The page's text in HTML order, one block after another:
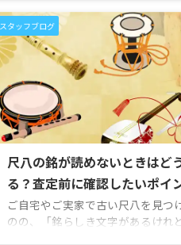
ることがあります。しかし、三味
しくない方にとっては、紅木・紫
梨の違いや、自分の三味線がどの
のかを判断するのは難しいのでは
しょうか。 三味線の査定では、棹
れている素材が重要なポイントに
す。中でも紅木は、三味線の高級材
て評価されやすく、状態や仕様によ
は高額査定につながる場合があり
特に、津軽三味線や義太夫三味線な
太棹三味線で、紅木・金細・綾杉胴
の要 ...
スタッフブログ
尺八の銘が読めないときはど
る？査定前に確認したいポイ
ご自宅やご実家で古い尺八を見つ
のの、「銘らしき文字があるけれ